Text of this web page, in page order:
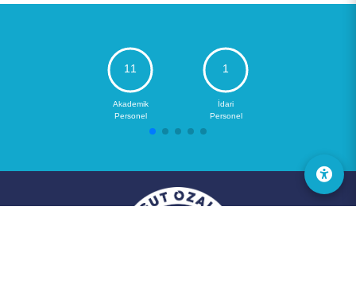
11
Akademik
Personel
1
İdari
Personel